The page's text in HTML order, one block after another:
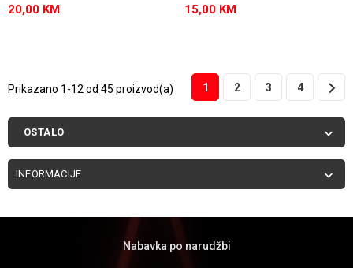
20,00 KM 15,00 KM
Prikazano 1-12 od 45 proizvod(a) 1 2 3 4 
OSTALO 
INFORMACIJE 
Nabavka po narudžbi